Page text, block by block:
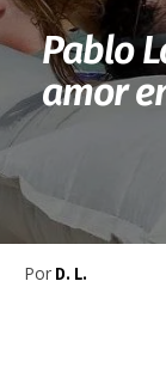
Pablo
amor
Por D. L.